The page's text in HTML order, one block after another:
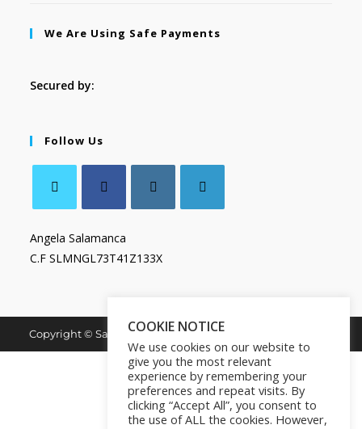
We Are Using Safe Payments
Secured by:
Follow Us
Angela Salamanca
C.F SLMNGL73T41Z133X
Copyright © Salamanca Book & Store. All Rights Reserved.
COOKIE NOTICE
We use cookies on our website to
give you the most relevant
experience by remembering your
preferences and repeat visits. By
clicking “Accept All”, you consent to
the use of ALL the cookies. However,